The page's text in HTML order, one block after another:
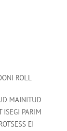
ROLL
MAINITUD
ISEGI PARIM
EI